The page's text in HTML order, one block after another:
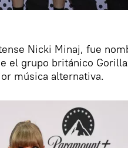
Nicki Minaj, fue
el grupo británico
música alternativa.